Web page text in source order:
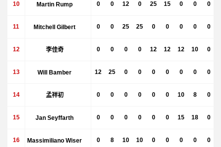
10 Martin Rump 0 0 12 0 25 15 0 0 0
11 Mitchell Gilbert 0 0 25 25 0 0 0 0 0
12 李佳奇 0 0 0 0 12 12 12 10 0
13 Will Bamber 12 25 0 0 0 0 0 0 0
14 孟祥初 0 0 0 0 0 0 10 8 0
15 Jan Seyffarth 0 0 0 0 0 0 15 18 0
16 Massimiliano Wiser 0 8 10 10 0 0 0 0 0